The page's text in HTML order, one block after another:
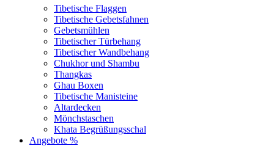
Tibetische Flaggen
Tibetische Gebetsfahnen
Gebetsmühlen
Tibetischer Türbehang
Tibetischer Wandbehang
Chukhor und Shambu
Thangkas
Ghau Boxen
Tibetische Manisteine
Altardecken
Mönchstaschen
Khata Begrüßungsschal
Angebote %